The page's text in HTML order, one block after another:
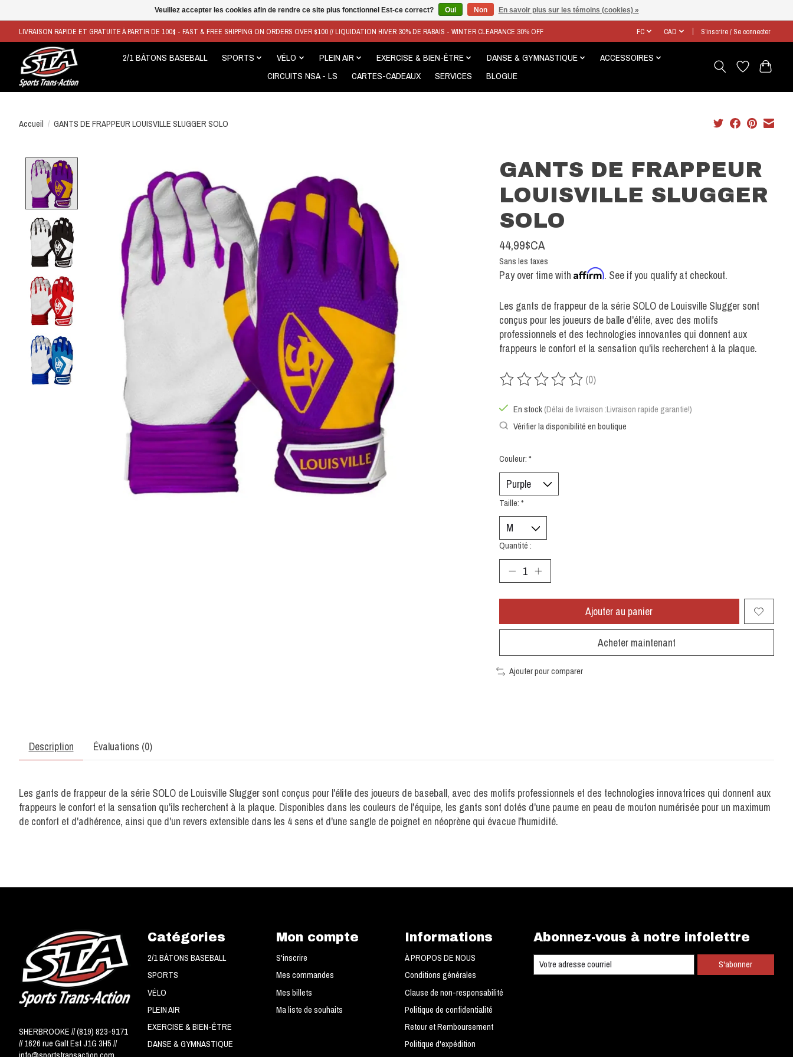
LIVRAISON RAPIDE ET GRATUITE À PARTIR DE 100$ - FAST & FREE SHIPPING ON ORDERS OVER $100 // LIQUIDATION HIVER 30% DE RABAIS - WINTER CLEARANCE 30% OFF FC CAD S’inscrire / Se connecter
2/1 BÂTONS BASEBALL SPORTS VÉLO PLEIN AIR EXERCISE & BIEN-ÊTRE DANSE & GYMNASTIQUE
ACCESSOIRES
CIRCUITS NSA - LS
CARTES-CADEAUX SERVICES BLOGUE
Accueil / GANTS DE FRAPPEUR LOUISVILLE SLUGGER SOLO
GANTS DE FRAPPEUR
LOUISVILLE SLUGGER
SOLO
44,99$CA
Sans les taxes
Pay over time with Affirm. See if you qualify at checkout.
Les gants de frappeur de la série SOLO de Louisville Slugger sont
conçus pour les joueurs de balle d'élite, avec des motifs
professionnels et des technologies innovantes qui donnent aux
frappeurs le confort et la sensation qu'ils recherchent à la plaque.
Ce produit est évalué à0
(0)
En stock (Délai de livraison :Livraison rapide garantie!)
Vérifier la disponibilité en boutique
Couleur: *
Taille: *
Quantité :
Ajouter au panier
Acheter maintenant
Ajouter pour comparer
Description Évaluations (0)
Les gants de frappeur de la série SOLO de Louisville Slugger sont conçus pour l'élite des joueurs de baseball, avec des motifs professionnels et des technologies innovatrices qui donnent aux
frappeurs le confort et la sensation qu'ils recherchent à la plaque. Disponibles dans les couleurs de l'équipe, les gants sont dotés d'une paume en peau de mouton numérisée pour un maximum
de confort et d'adhérence, ainsi que d'un revers extensible dans les 4 sens et d'une sangle de poignet en néoprène qui évacue l'humidité.
SHERBROOKE // (819) 823-9171
// 1626 rue Galt Est J1G 3H5 //
Catégories
2/1 BÂTONS BASEBALL
SPORTS
VÉLO
PLEIN AIR
EXERCISE & BIEN-ÊTRE
DANSE & GYMNASTIQUE
Mon compte
S'inscrire
Mes commandes
Mes billets
Ma liste de souhaits
Informations
À PROPOS DE NOUS
Conditions générales
Clause de non-responsabilité
Politique de confidentialité
Retour et Remboursement
Politique d'expédition
Abonnez-vous à notre infolettre
S'abonner
Veuillez accepter les cookies afin de rendre ce site plus fonctionnel Est-ce correct? Oui Non En savoir plus sur les témoins (cookies) »